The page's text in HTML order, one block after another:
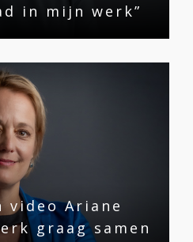
in mijn werk”
video Ariane
graag samen